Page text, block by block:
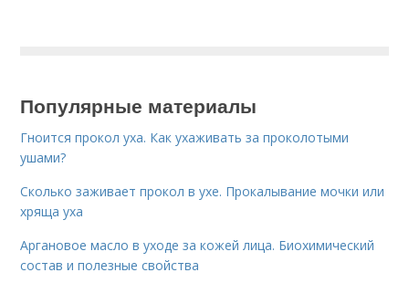
Популярные материалы
Гноится прокол уха. Как ухаживать за проколотыми
ушами?
Сколько заживает прокол в ухе. Прокалывание мочки или
хряща уха
Аргановое масло в уходе за кожей лица. Биохимический
состав и полезные свойства